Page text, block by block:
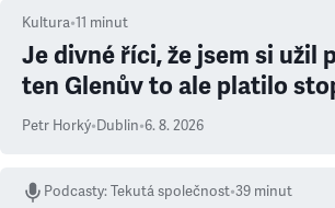
Kultura•11 minut
Je divné říci, že jsem si užil
ten Glenův to ale platilo
Petr Horký•Dublin•6. 8. 2026
Podcasty:Tekutá společnost•39 minut